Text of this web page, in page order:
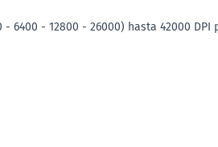
6400 - 12800 - 26000) hasta 42000 DPI